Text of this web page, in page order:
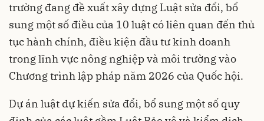
trường đang đề xuất xây dựng Luật sửa đổi, bổ
sung một số điều của 10 luật có liên quan đến thủ
tục hành chính, điều kiện đầu tư kinh doanh
trong lĩnh vực nông nghiệp và môi trường vào
Chương trình lập pháp năm 2026 của Quốc hội.
Dự án luật dự kiến sửa đổi, bổ sung một số quy